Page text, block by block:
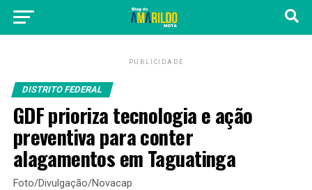
PUBLICIDADE
DISTRITO FEDERAL
GDF prioriza tecnologia e ação
preventiva para conter
alagamentos em Taguatinga
Foto/Divulgação/Novacap